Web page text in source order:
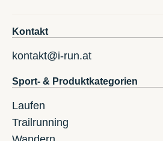
Kontakt
kontakt@i-run.at
Sport- & Produktkategorien
Laufen
Trailrunning